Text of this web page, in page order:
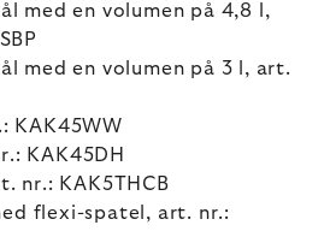
med en volumen på 4,8 l,
med en volumen på 3 l, art.
KAK45WW
KAK45DH
nr.: KAK5THCB
flexi-spatel, art. nr.: